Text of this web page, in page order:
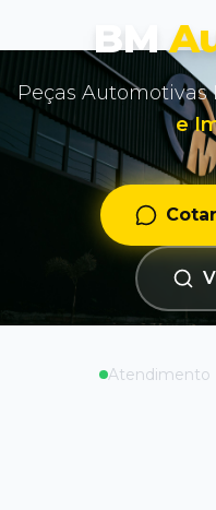
BM
Peças Automotivas
e
Atendimento